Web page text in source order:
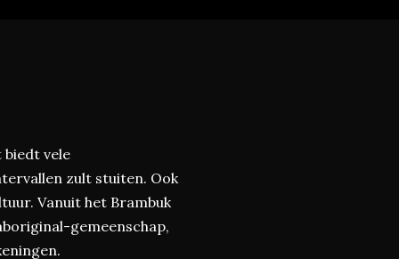
biedt vele
zult stuiten. Ook
Vanuit het Brambuk
gemeenschap,